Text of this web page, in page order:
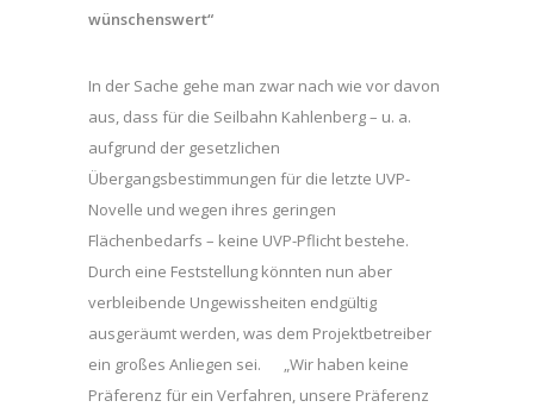
wünschenswert“
In der Sache gehe man zwar nach wie vor davon
aus, dass für die Seilbahn Kahlenberg – u. a.
aufgrund der gesetzlichen
Übergangsbestimmungen für die letzte UVP-
Novelle und wegen ihres geringen
Flächenbedarfs – keine UVP-Pflicht bestehe.
Durch eine Feststellung könnten nun aber
verbleibende Ungewissheiten endgültig
ausgeräumt werden, was dem Projektbetreiber
ein großes Anliegen sei. „Wir haben keine
Präferenz für ein Verfahren, unsere Präferenz